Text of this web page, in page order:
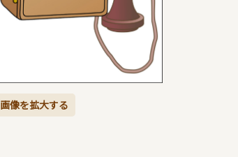
画像を拡大する